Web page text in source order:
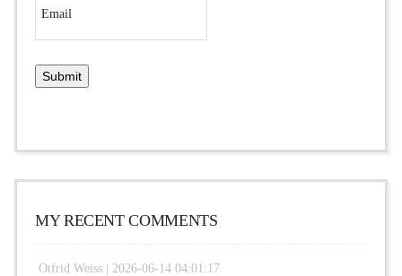
MY RECENT COMMENTS
Otfrid Weiss | 2026-06-14 04:01:17